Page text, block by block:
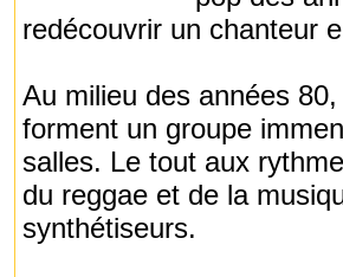
redécouvrir un chanteur
Au milieu des années
forment un groupe
salles. Le tout aux
du reggae et de la
synthétiseurs.